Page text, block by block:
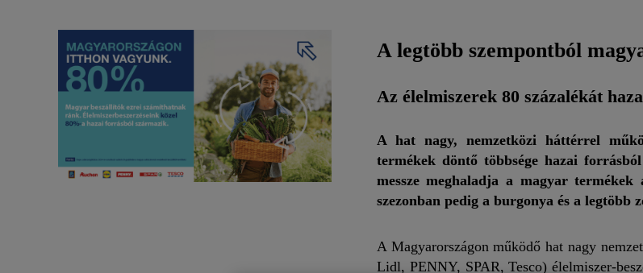
A legtöbb szempontból
Az élelmiszerek 80 százalékát
A hat nagy, nemzetközi háttérrel
termékek döntő többsége hazai
messze meghaladja a magyar
szezonban pedig a burgonya és a legtöbb
A Magyarországon működő hat nagy
Lidl, PENNY, SPAR, Tesco) élelmiszer-